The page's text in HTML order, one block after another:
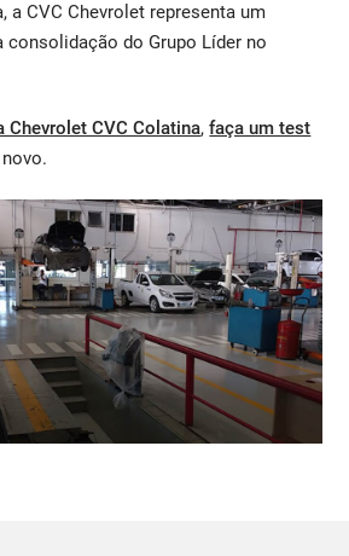
a CVC Chevrolet representa um
consolidação do Grupo Líder no
Chevrolet CVC Colatina,faça um test